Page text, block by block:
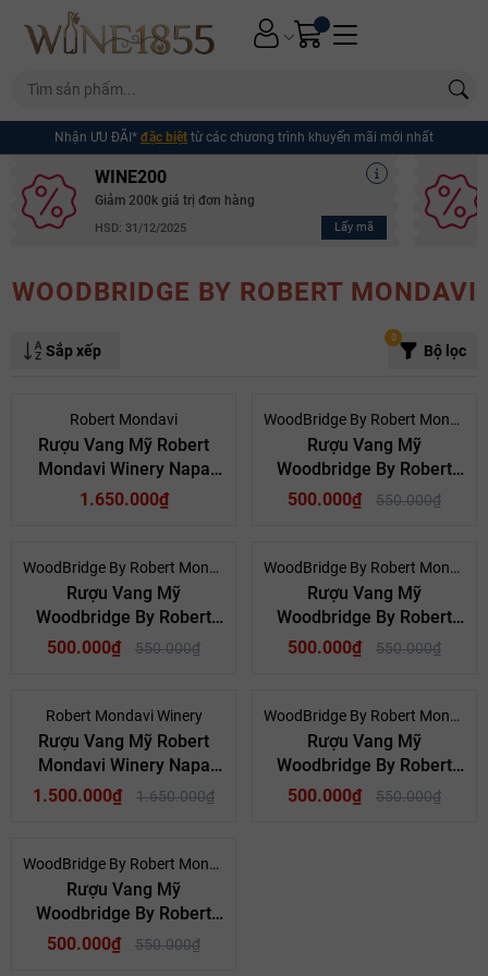
Nhận ƯU ĐÃI* đặc biệt từ các chương trình khuyến mãi mới nhất
WINE200
Giảm 200k giá trị đơn hàng
HSD: 31/12/2025 Lấy mã
Mã giảm giá:
WOODBRIDGE BY ROBERT MONDAVI
Sắp xếp Bộ lọc
0
Robert Mondavi
Rượu Vang Mỹ Robert
Mondavi Winery Napa
Valley Sauvignon Blanc
1.650.000₫
- 9%WoodBridge By Robert Mondavi
Rượu Vang Mỹ
Woodbridge By Robert
Mondavi Pinot Noir
500.000₫ 550.000₫
- 9%WoodBridge By Robert Mondavi
Rượu Vang Mỹ
Woodbridge By Robert
Mondavi Merlot
500.000₫ 550.000₫
- 9%WoodBridge By Robert Mondavi
Rượu Vang Mỹ
Woodbridge By Robert
Mondavi Cabernet
500.000₫ 550.000₫
- 9%
Robert Mondavi Winery
Rượu Vang Mỹ Robert
Mondavi Winery Napa
Valley Chardonnay 2018
1.500.000₫ 1.650.000₫
- 9%WoodBridge By Robert Mondavi
Rượu Vang Mỹ
Woodbridge By Robert
Mondavi Sauvignon
500.000₫ 550.000₫
- 9%WoodBridge By Robert Mondavi
Rượu Vang Mỹ
Woodbridge By Robert
Mondavi Chardonnay
500.000₫ 550.000₫